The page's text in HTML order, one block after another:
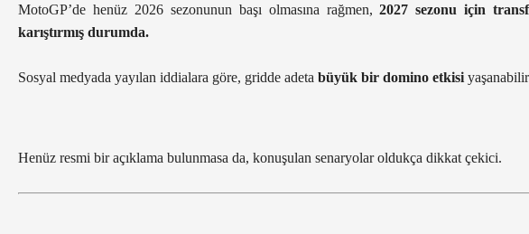
MotoGP’de henüz 2026 sezonunun başı olmasına rağmen,2027 sezonu için
karıştırmış durumda.
Sosyal medyada yayılan iddialara göre, gridde adeta büyük bir domino etkisi
Henüz resmi bir açıklama bulunmasa da, konuşulan senaryolar oldukça dikkat çekici.